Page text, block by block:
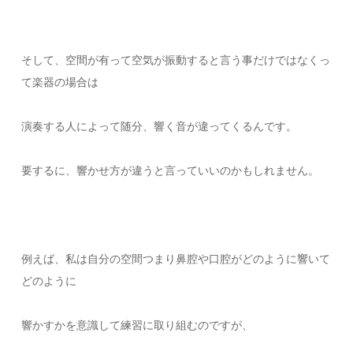
そして、空間が有って空気が振動すると言う事だけではなくっ
て楽器の場合は
演奏する人によって随分、響く音が違ってくるんです。
要するに、響かせ方が違うと言っていいのかもしれません。
例えば、私は自分の空間つまり鼻腔や口腔がどのように響いて
どのように
響かすかを意識して練習に取り組むのですが、